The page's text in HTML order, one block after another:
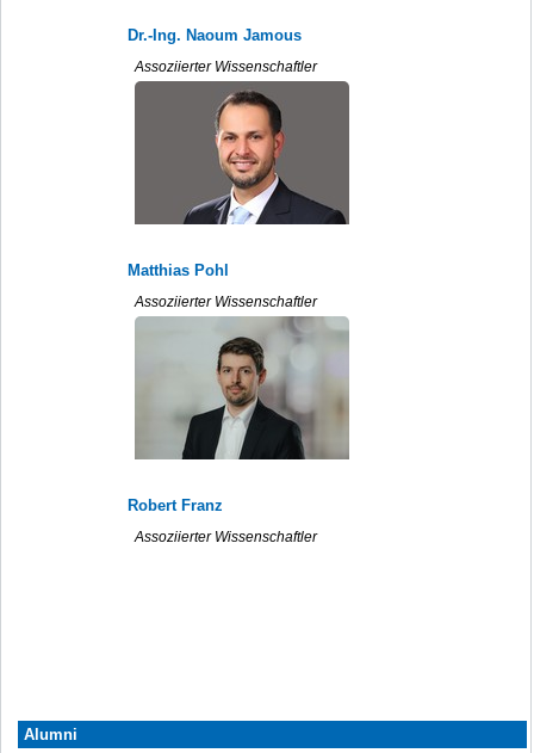
Dr.-Ing. Naoum Jamous
Assoziierter Wissenschaftler
Matthias Pohl
Assoziierter Wissenschaftler
Robert Franz
Assoziierter Wissenschaftler
Alumni